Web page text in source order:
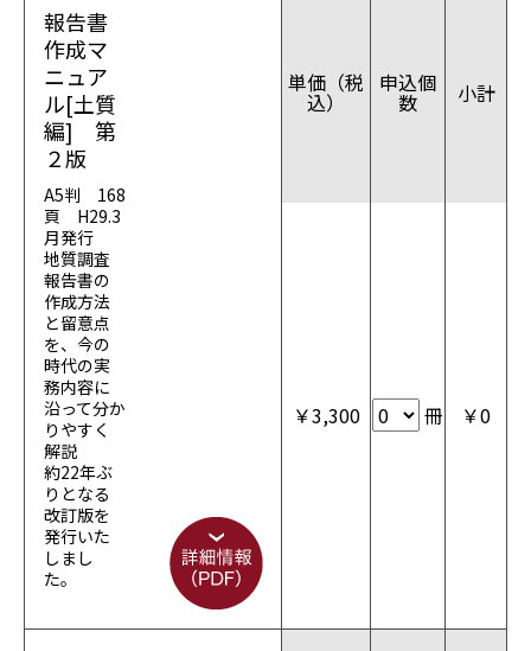
報告書
作成マ
ニュア
ル[土質
編] 第
２版
A5判 168
頁 H29.3
月発行
地質調査
報告書の
作成方法
と留意点
を、今の
時代の実
務内容に
沿って分か
りやすく
解説
約22年ぶ
りとなる
改訂版を
発行いた
しまし
た。
単価（税
込）
申込個
数 小計
￥3,300 冊 ￥0